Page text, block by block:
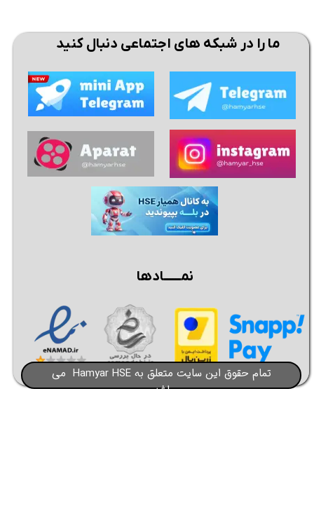
★★
تمام حقوق این سایت متعلق به Hamyar HSE می
باشد​​​​​​​
ما را در شبکه های اجتماعی دنبال کنید
نمــــــادها